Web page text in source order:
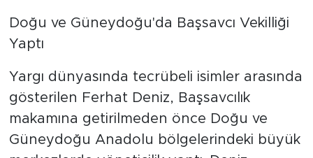
Doğu ve Güneydoğu'da Başsavcı Vekilliği
Yaptı
Yargı dünyasında tecrübeli isimler arasında
gösterilen Ferhat Deniz, Başsavcılık
makamına getirilmeden önce Doğu ve
Güneydoğu Anadolu bölgelerindeki büyük